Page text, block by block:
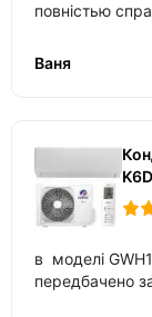
повністью
температури
Ваня
в моделі
передбачено